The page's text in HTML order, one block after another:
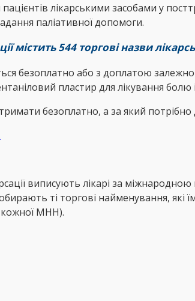
лікарськими засобами у
паліативної допомоги.
містить 544 торгові назви
безоплатно або з доплатою
пластир для лікування
безоплатно, а за який
виписують лікарі за
ті торгові найменування, які
кожної МНН).